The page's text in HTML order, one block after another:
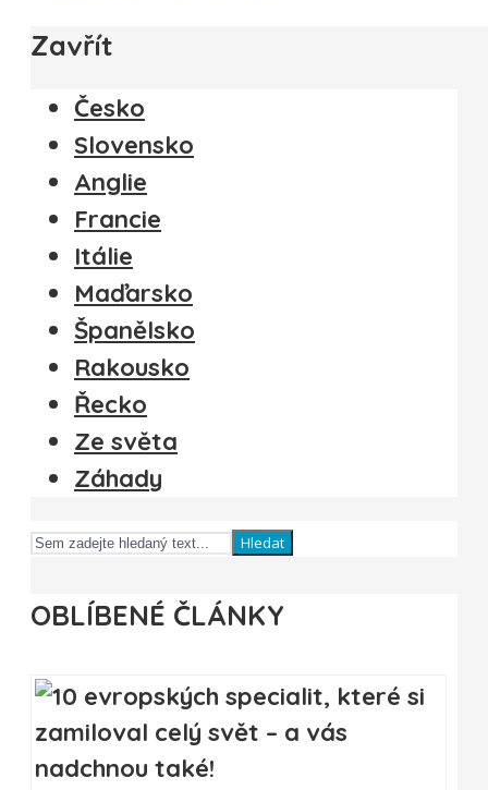
Zavřít
Česko
Slovensko
Anglie
Francie
Itálie
Maďarsko
Španělsko
Rakousko
Řecko
Ze světa
Záhady
Hledat
OBLÍBENÉ ČLÁNKY